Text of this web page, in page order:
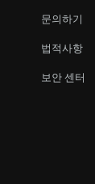
문의하기
법적사항
보안 센터